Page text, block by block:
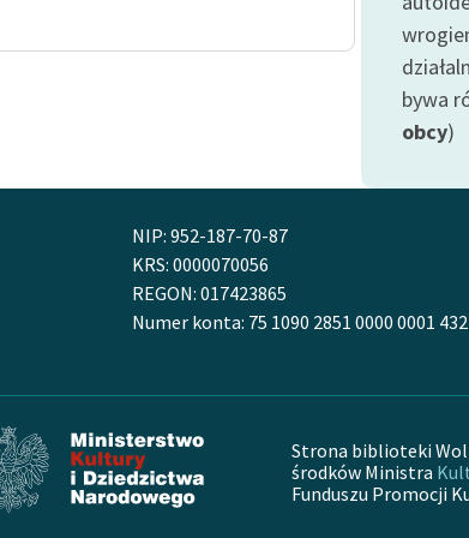
bywa
obcy)
NIP: 952-187-70-87
KRS: 0000070056
REGON: 017423865
Numer konta: 75 1090 2851 0000 0001
Strona biblioteki
środków Ministra
Funduszu Promocji